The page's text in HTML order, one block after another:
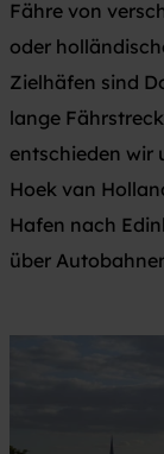
Fähre von
oder
Zielhäfen sind
lange
entschieden wir
Hoek van
Hafen nach
über